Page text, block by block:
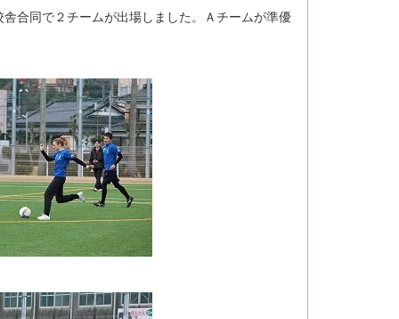
合同で２チームが出場しました。Ａチームが準優